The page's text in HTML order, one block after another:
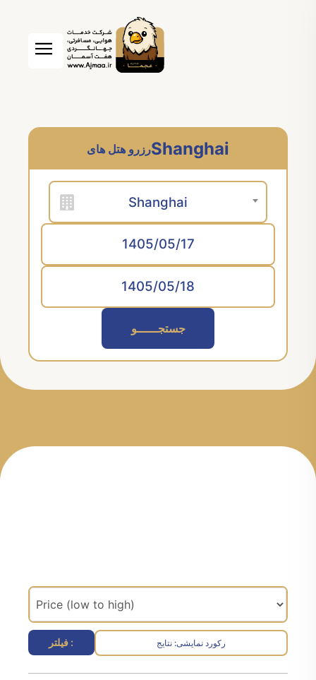
Shanghaiرزرو هتل های
Shanghai
جستجــــــو
فیلتر : نتایج :رکورد نمایشی